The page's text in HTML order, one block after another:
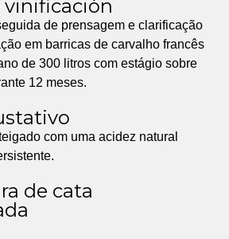
vinificación
de prensagem e clarificação
em barricas de carvalho francês
de 300 litros com estágio sobre
12 meses.
com uma acidez natural
de cata